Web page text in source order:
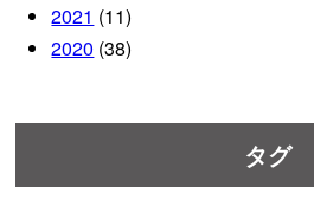
2021 (11)
2020 (38)
タグ